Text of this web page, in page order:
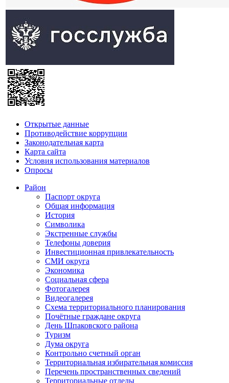
Открытые данные
Противодействие коррупции
Законодательная карта
Карта сайта
Условия использования материалов
Опросы
Район
Паспорт округа
Общая информация
История
Символика
Экстренные службы
Телефоны доверия
Инвестиционная привлекательность
СМИ округа
Экономика
Социальная сфера
Фотогалерея
Видеогалерея
Схема территориального планирования
Почётные граждане округа
День Шпаковского района
Туризм
Дума округа
Контрольно счетный орган
Территориальная избирательная комиссия
Перечень пространственных сведений
Территориальные отделы